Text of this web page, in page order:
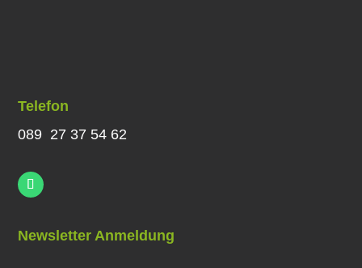
Telefon
089 27 37 54 62
Newsletter Anmeldung